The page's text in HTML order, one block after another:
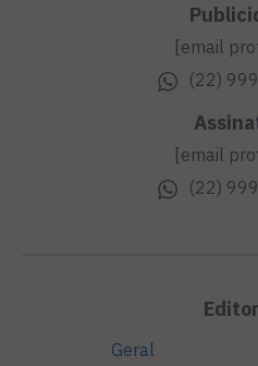
[email
(22)
[email
(22)
Geral